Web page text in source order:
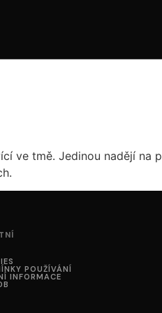
ve tmě. Jedinou nadějí na
POUŽÍVÁNÍ
INFORMACE